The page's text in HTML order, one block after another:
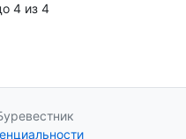
4 из 4